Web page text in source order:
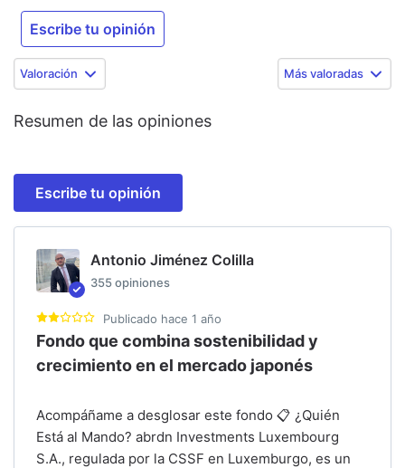
Escribe tu opinión
Valoración Más valoradas
Resumen de las opiniones
Escribe tu opinión
Antonio Jiménez Colilla
355opiniones
Publicado hace 1 año
Fondo que combina sostenibilidad y
crecimiento en el mercado japonés
Acompáñame a desglosar este fondo 📋 ¿Quién
Está al Mando? abrdn Investments Luxembourg
S.A., regulada por la CSSF en Luxemburgo, es un